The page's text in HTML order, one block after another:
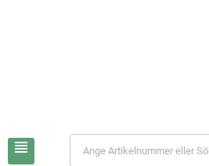
view_headline